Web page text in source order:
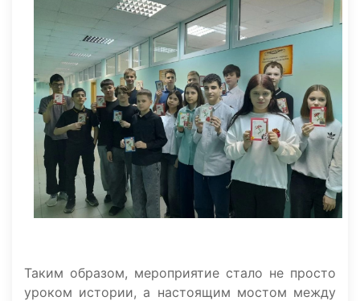
Таким образом, мероприятие стало не просто
уроком истории, а настоящим мостом между